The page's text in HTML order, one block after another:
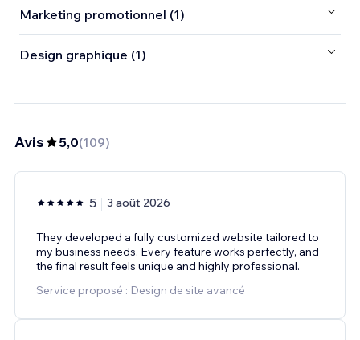
Marketing promotionnel (1)
Design graphique (1)
Avis 5,0(109)
5 3 août 2026
They developed a fully customized website tailored to
my business needs. Every feature works perfectly, and
the final result feels unique and highly professional.
Service proposé : Design de site avancé